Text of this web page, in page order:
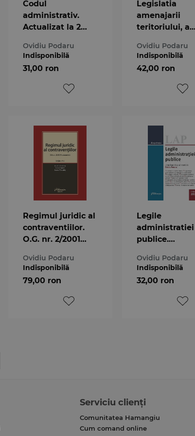
Codul
administrativ.
Actualizat la 2
Ovidiu Podaru
Indisponibilă
31,00 ron
Legislatia
amenajarii
teritoriului, a
construirii
Ovidiu Podaru
Indisponibilă
42,00 ron
Regimul juridic al
contraventiilor.
O.G. nr. 2/2001
a 4-a
Ovidiu Podaru
Indisponibilă
79,00 ron
Legile
administratiei
publice.
octombrie 2018
Ovidiu Podaru
Indisponibilă
32,00 ron
Serviciu clienți
Comunitatea Hamangiu
Cum comand online